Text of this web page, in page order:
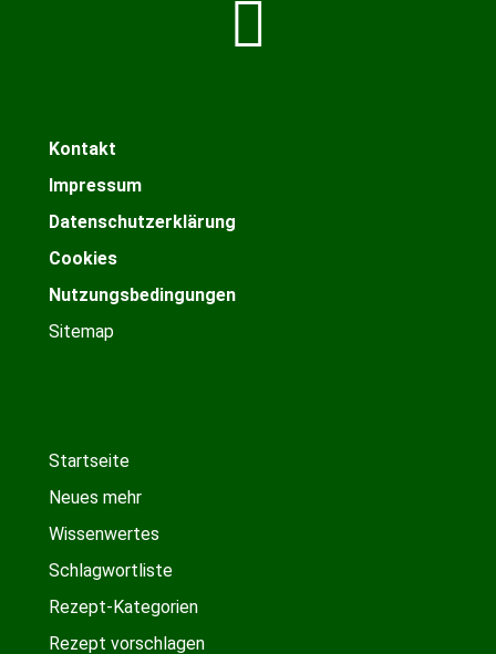
Kontakt
Impressum
Datenschutzerklärung
Cookies
Nutzungsbedingungen
Sitemap
Startseite
Neues mehr
Wissenwertes
Schlagwortliste
Rezept-Kategorien
Rezept vorschlagen